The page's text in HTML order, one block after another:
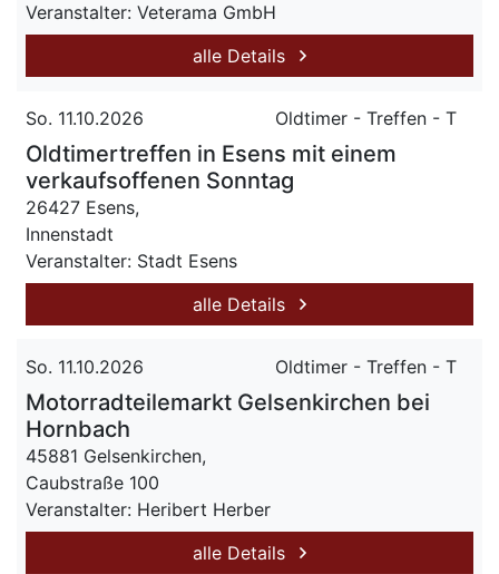
Veranstalter: Veterama GmbH
alle Details
So. 11.10.2026 Oldtimer - Treffen - T
Oldtimertreffen in Esens mit einem
verkaufsoffenen Sonntag
26427 Esens,
Innenstadt
Veranstalter: Stadt Esens
alle Details
So. 11.10.2026 Oldtimer - Treffen - T
Motorradteilemarkt Gelsenkirchen bei
Hornbach
45881 Gelsenkirchen,
Caubstraße 100
Veranstalter: Heribert Herber
alle Details